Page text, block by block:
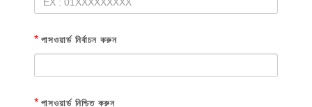
* পাসওয়ার্ড নির্বাচন করুন
* পাসওয়ার্ড নিশ্চিত করুন